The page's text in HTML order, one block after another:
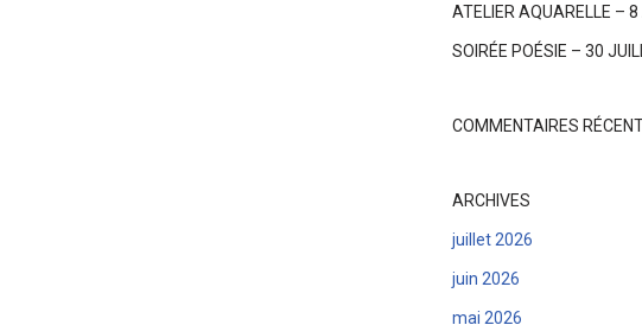
ATELIER AQUARELLE –
SOIRÉE POÉSIE – 30
COMMENTAIRES
ARCHIVES
juillet 2026
juin 2026
mai 2026